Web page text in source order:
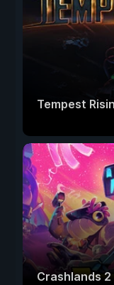
Tempest
Crashlands 2